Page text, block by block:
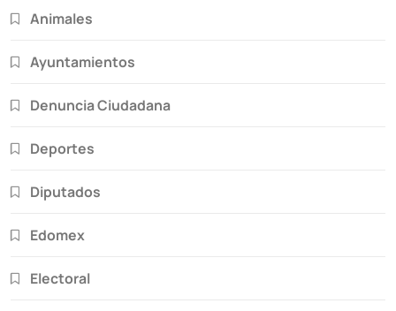
Animales
Ayuntamientos
Denuncia Ciudadana
Deportes
Diputados
Edomex
Electoral